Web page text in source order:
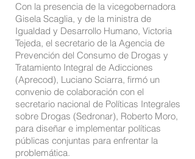
Con la presencia de la vicegobernadora
Gisela Scaglia, y de la ministra de
Igualdad y Desarrollo Humano, Victoria
Tejeda, el secretario de la Agencia de
Prevención del Consumo de Drogas y
Tratamiento Integral de Adicciones
(Aprecod), Luciano Sciarra, firmó un
convenio de colaboración con el
secretario nacional de Políticas Integrales
sobre Drogas (Sedronar), Roberto Moro,
para diseñar e implementar políticas
públicas conjuntas para enfrentar la
problemática.